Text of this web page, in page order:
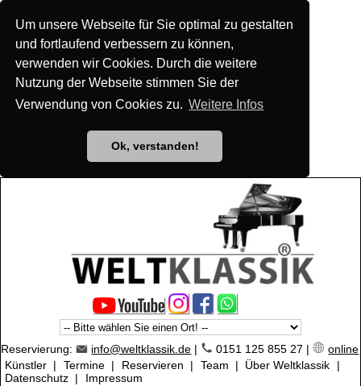
Um unsere Webseite für Sie optimal zu gestalten
und fortlaufend verbessern zu können,
verwenden wir Cookies. Durch die weitere
Nutzung der Webseite stimmen Sie der
Verwendung von Cookies zu. Weitere Infos
Ok, verstanden!
Reservierung: info@weltklassik.de | 0151 125 855 27 |
online
Künstler | Termine | Reservieren | Team | Über Weltklassik
|
Datenschutz | Impressum